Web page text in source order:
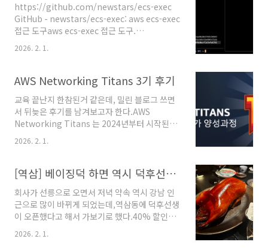
https://github.com/newstars/ecs-exec
GitHub - newstars/ecs-exec: aws ecs-exec
접근 도구aws ecs-exec 접근 도구.
Contribute to newstars/ecs-exec
development by creating an account on
AWS ECS 기반으로 되어있다.그래서 ecs 컨테
이너에 접속할 일이 많은데, 특히 sg 확인으로...
편하게 사용하기 위해서 fzf 기반으로 도구를 만
들었다.AWS SSO 설정된 모든 프로필을 불러오
게 되어있고, ECS 컨테이너, ECS 서비스, TASK
에 순서대로 접속할 수 있게 되어있다.
2026. 2. 1.
AWS Networking Titans 3기 후기
교육 끝난지 한참된거 같은데, 밀린 블로그 쓰면
서 뒤늦은 후기를 남겨보고자 한다.AWS
Networking Titans 는 2024년부터 시작된
AWS 네트워크 전문가 양성과정이다.IDC/온프
렘 기반에서 네트워크 설계, 구축, 관리 및 최적화
문성을 갖춘 엔지니어를 AWS 네트워킹에 효과
다.AWS Networking 전문가 및 각 인더스트리
네트워크 전문가들과 협업 네트워크를 형성하고,
나아가 AWS와 협업을 통해 네트워크 기술 상 제
약사항을 제거하여 클라우드 마이그레이션을 가
2026. 2. 1.
[역삼] 베이징덕 하면 역시 덕후선생 강남점
회사가 선릉으로 오면서 저녁 약속 역시 강남 인
근으로 많이 바뀌게 되었는데,역삼동에 덕후선생
이 오픈했다고 해서 가보기로 했다.40% 할인은
못참지.포스코 타워 지하에 있었
다.https://naver.me/55PeU1z1 네이버지도
2026. 2. 1.